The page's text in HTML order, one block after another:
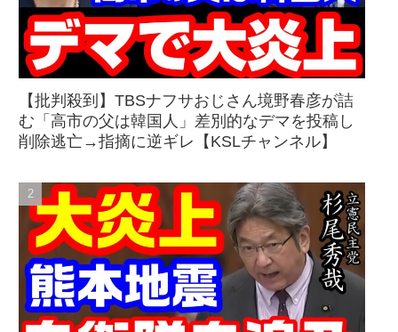
【批判殺到】TBSナフサおじさん境野春彦が詰
む「高市の父は韓国人」差別的なデマを投稿し
削除逃亡→指摘に逆ギレ【KSLチャンネル】